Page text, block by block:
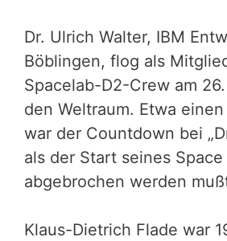
Dr. Ulrich Walter, IBM
Böblingen, flog als
Spacelab-D2-Crew am
den Weltraum. Etwa
war der Countdown bei
als der Start seines
abgebrochen werden
Klaus-Dietrich Flade war